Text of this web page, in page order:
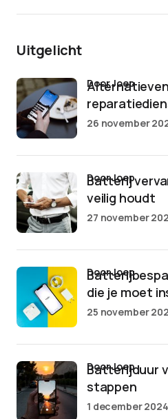
Uitgelicht
door Joep
26 november
Batterij
veilig houdt
door Joep
27 november
die je moet
door Joep
25 november
Batterijduur
stappen
door Joep
1 december 2024